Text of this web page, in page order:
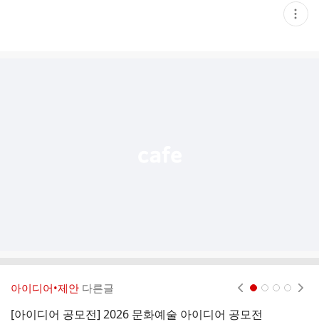
현
재
아이디어•제안 다른글
[아이디어 공모전] 2026 문화예술 아이디어 공모전